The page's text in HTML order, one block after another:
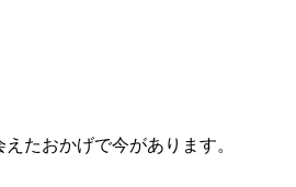
たおかげで今があります。